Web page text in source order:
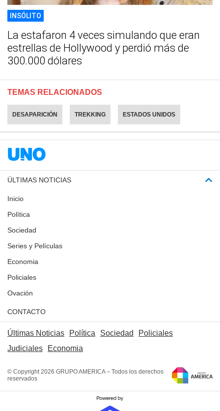
INSÓLITO
La estafaron 4 veces simulando que eran
estrellas de Hollywood y perdió más de
300.000 dólares
TEMAS RELACIONADOS
DESAPARICIÓN TREKKING ESTADOS UNIDOS
ÚLTIMAS NOTICIAS
Inicio
Política
Sociedad
Series y Películas
Economia
Policiales
Ovación
CONTACTO
Últimas Noticias Política Sociedad
Policiales
Judiciales
Economia
© Copyright 2026 GRUPO AMERICA – Todos los derechos
reservados